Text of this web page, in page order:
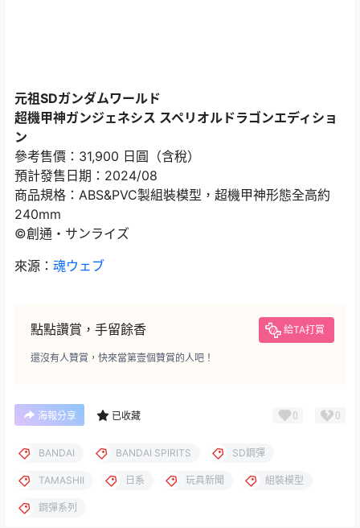
元祖SDガンダムワールド
超機甲神ガンジェネシス スペリオルドラゴンエディショ
ン
參考售價：31,900 日圓（含稅）
預計發售日期：2024/08
商品規格：ABS&PVC製組裝模型，超機甲神形態全高約
240mm
©創通・サンライズ
來源： 魂ウェブ
點點讚賞，手留餘香 給TA打賞
還沒有人贊賞，快來當第壹個贊賞的人吧！
海報分享 已收藏 0 0
BANDAI BANDAI SPIRITS SD鋼彈
TAMASHII 日系 玩具新聞 組裝模型
鋼彈系列